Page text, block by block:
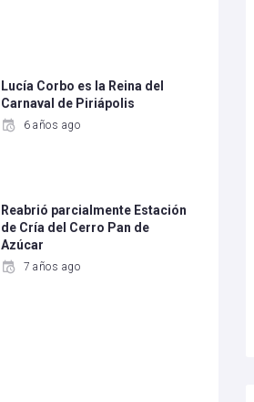
Lucía Corbo es la Reina del
Carnaval de Piriápolis
6 años ago
Reabrió parcialmente Estación
de Cría del Cerro Pan de
Azúcar
7 años ago